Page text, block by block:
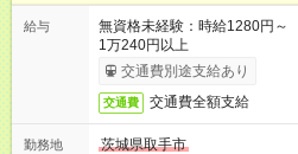
給与
無資格未経験：時給1280円
1万240円以上
交通費別途支給あり
交通費 交通費全額支給
勤務地
茨城県取手市